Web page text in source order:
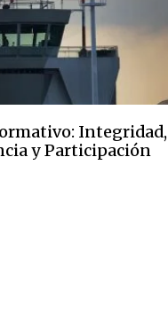
Integridad,
y Participación